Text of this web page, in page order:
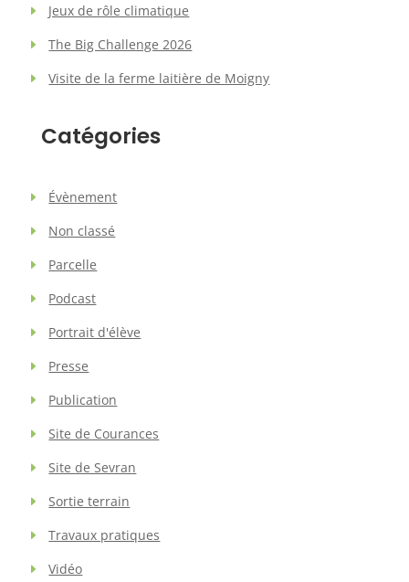
Jeux de rôle climatique
The Big Challenge 2026
Visite de la ferme laitière de Moigny
Catégories
Évènement
Non classé
Parcelle
Podcast
Portrait d'élève
Presse
Publication
Site de Courances
Site de Sevran
Sortie terrain
Travaux pratiques
Vidéo